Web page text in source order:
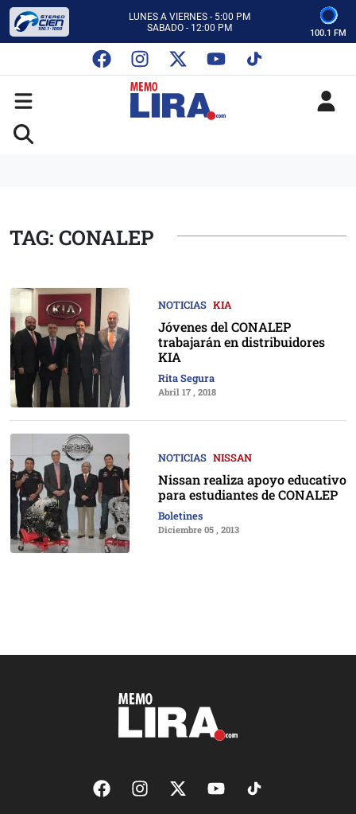
LUNES A VIERNES - 5:00 PM
SABADO - 12:00 PM
CON MEMO LIRA Y SU EQUIPO
LUNES A VIERNES - 5:00 PM
SABADO - 12:00 PM
100.1 FM
TAG: CONALEP
NOTICIAS KIA
Jóvenes del CONALEP
trabajarán en distribuidores
KIA
Rita Segura
Abril 17 , 2018
NOTICIAS NISSAN
Nissan realiza apoyo educativo
para estudiantes de CONALEP
Boletines
Diciembre 05 , 2013